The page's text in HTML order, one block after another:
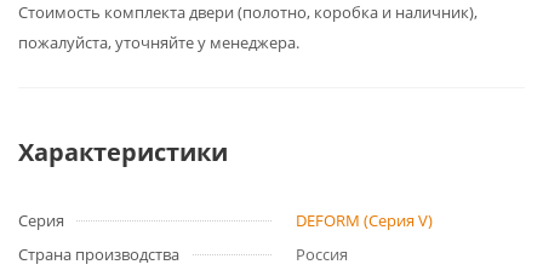
Cтоимость комплекта двери (полотно, коробка и наличник),
пожалуйста, уточняйте у менеджера.
Характеристики
Серия
DEFORM (Серия V)
Страна производства
Россия